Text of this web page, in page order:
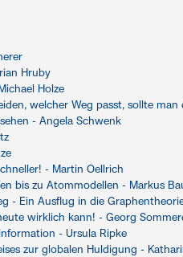
Hruby
Holze
welcher Weg passt, sollte
- Angela Schwenk
- Martin Oellrich
bis zu Atommodellen - Markus
- Ein Ausflug in die
wirklich kann! - Georg
- Ursula Ripke
zur globalen Huldigung -